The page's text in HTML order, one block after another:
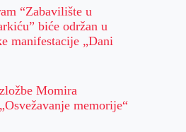
“Zabavilište u
biće održan u
manifestacije „Dani
Momira
memorije“